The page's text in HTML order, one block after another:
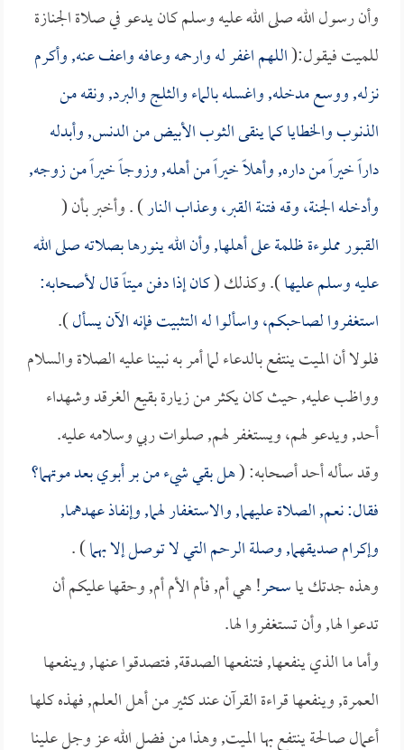
وأن رسول الله صلى الله عليه وسلم كان يدعو في صلاة الجنازة
للميت فيقول:(اللهم اغفر له وارحمه وعافه واعف عنه, وأكرم
نزله, ووسع مدخله, واغسله بالماء والثلج والبرد, ونقه من
الذنوب والخطايا كما ينقى الثوب الأبيض من الدنس, وأبدله
داراً خيراً من داره, وأهلاً خيراً من أهله, وزوجاً خيراً من زوجه,
وأدخله الجنة، وقه فتنة القبر، وعذاب النار) . وأخبر بأن (
القبور مملوءة ظلمة على أهلها, وأن الله ينورها بصلاته صلى الله
عليه وسلم عليها). وكذلك (كان إذا دفن ميتاً قال لأصحابه:
استغفروا لصاحبكم، واسألوا له التثبيت فإنه الآن يسأل).
فلولا أن الميت ينتفع بالدعاء لما أمر به نبينا عليه الصلاة والسلام
وواظب عليه, حيث كان يكثر من زيارة بقيع الغرقد وشهداء
أحد, ويدعو لهم، ويستغفر لهم, صلوات ربي وسلامه عليه.
وقد سأله أحد أصحابه: (هل بقي شيء من بر أبوي بعد موتهما؟
فقال: نعم, الصلاة عليهما, والاستغفار لهما, وإنفاذ عهدهما,
وإكرام صديقهما, وصلة الرحم التي لا توصل إلا بهما) .
وهذه جدتك ياسحر! هي أم, فأم الأم أم, وحقها عليكم أن
تدعوا لها, وأن تستغفروا لها.
وأما ما الذي ينفعها, فتنفعها الصدقة, فتصدقوا عنها, وينفعها
العمرة, وينفعها قراءة القرآن عند كثير من أهل العلم, فهذه كلها
أعمال صالحة ينتفع بها الميت, وهذا من فضل الله عز وجل علينا